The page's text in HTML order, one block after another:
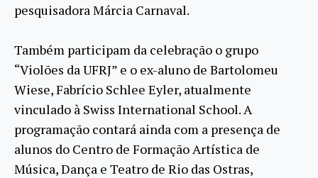
pesquisadora Márcia Carnaval.
Também participam da celebração o grupo
“Violões da UFRJ” e o ex-aluno de Bartolomeu
Wiese, Fabrício Schlee Eyler, atualmente
vinculado à Swiss International School. A
programação contará ainda com a presença de
alunos do Centro de Formação Artística de
Música, Dança e Teatro de Rio das Ostras,